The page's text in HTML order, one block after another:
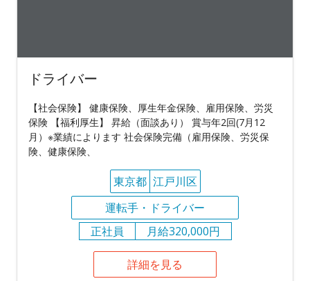
ドライバー
【社会保険】 健康保険、厚生年金保険、雇用保険、労災
保険 【福利厚生】 昇給（面談あり） 賞与年2回(7月12
月）※業績によります 社会保険完備（雇用保険、労災保
険、健康保険、
東京都 江戸川区
運転手・ドライバー
正社員
月給320,000円
詳細を見る